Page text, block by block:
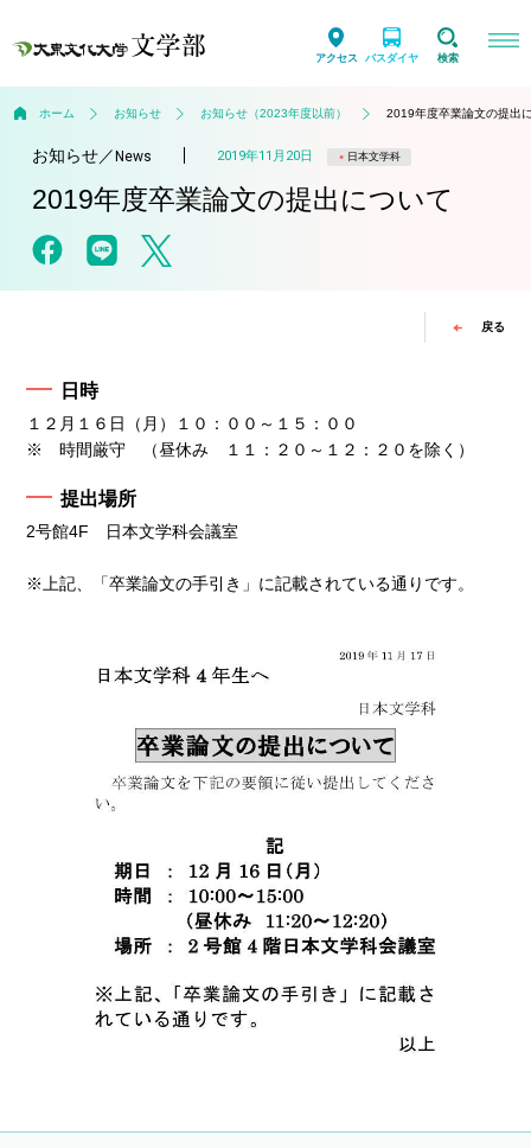
アクセス バスダイヤ 検索
ホーム お知らせ お知らせ（2023年度以前） 2019年度卒業論文の提出
お知らせ／ News 2019年11月20日 日本文学科
2019年度卒業論文の提出について
戻る
日時
１２月１６日（月）１０：００～１５：００
※ 時間厳守 （昼休み １１：２０～１２：２０を除く）
提出場所
2号館4F 日本文学科会議室
※上記、「卒業論文の手引き」に記載されている通りです。